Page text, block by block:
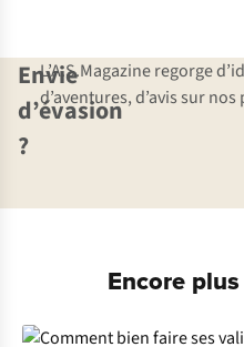
Envie
d’évasion
?
L’A.S.Magazine regorge
d’aventures, d’avis sur
Encore